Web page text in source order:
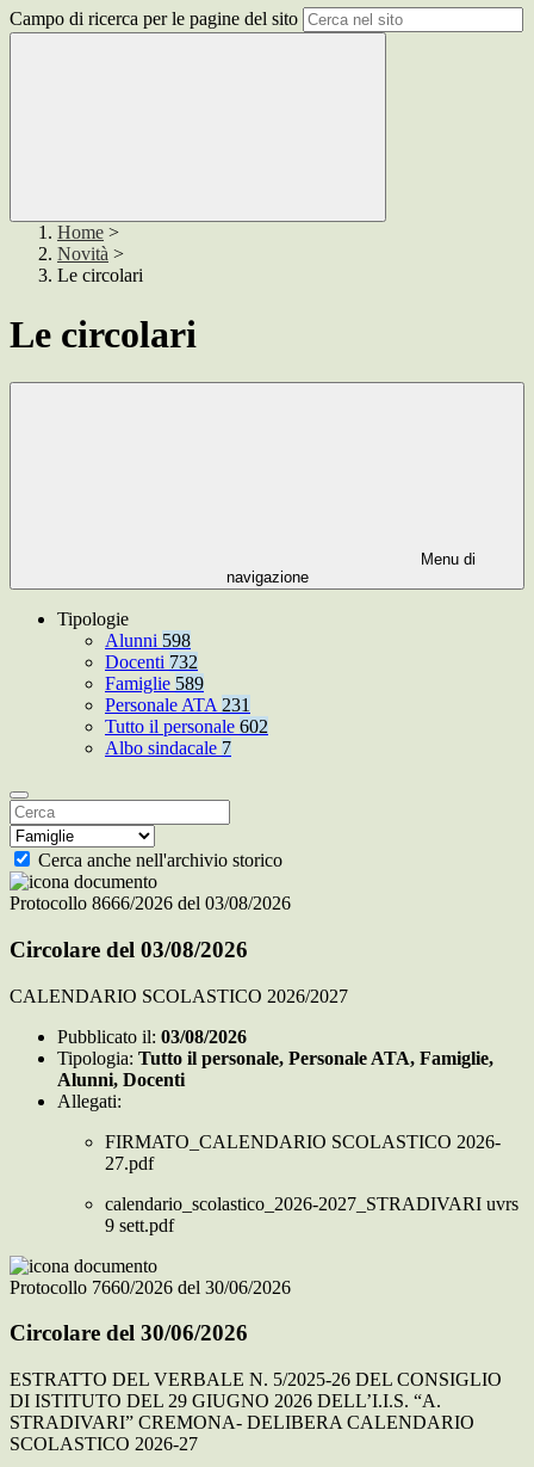
Campo di ricerca per le pagine del sito
Home >
Novità >
Le circolari
Le circolari
Menu di
navigazione
Tipologie
Alunni 598
Docenti 732
Famiglie 589
Personale ATA 231
Tutto il personale 602
Albo sindacale 7
Cerca anche nell'archivio storico
Protocollo 8666/2026 del 03/08/2026
Circolare del 03/08/2026
CALENDARIO SCOLASTICO 2026/2027
Pubblicato il: 03/08/2026
Tipologia: Tutto il personale, Personale ATA, Famiglie,
Alunni, Docenti
Allegati:
FIRMATO_CALENDARIO SCOLASTICO 2026-
27.pdf
calendario_scolastico_2026-2027_STRADIVARI uvrs
9 sett.pdf
Protocollo 7660/2026 del 30/06/2026
Circolare del 30/06/2026
ESTRATTO DEL VERBALE N. 5/2025-26 DEL CONSIGLIO
DI ISTITUTO DEL 29 GIUGNO 2026 DELL’I.I.S. “A.
STRADIVARI” CREMONA- DELIBERA CALENDARIO
SCOLASTICO 2026-27